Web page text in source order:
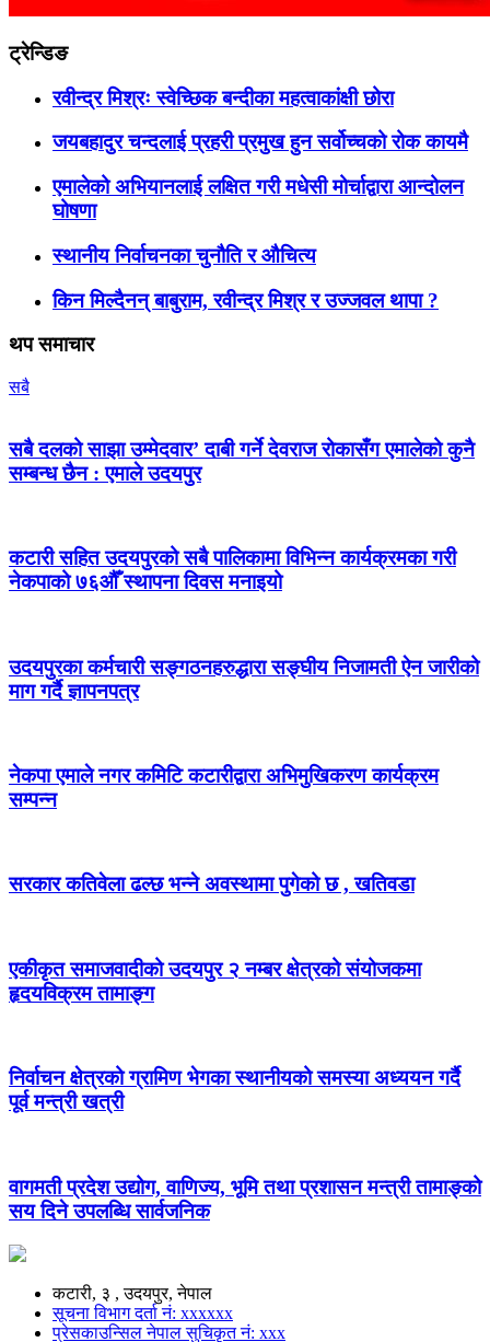
ट्रेन्डिङ
रवीन्द्र मिश्रः स्वेच्छिक बन्दीका महत्वाकांक्षी छोरा
जयबहादुर चन्दलाई प्रहरी प्रमुख हुन सर्वोच्चको रोक कायमै
एमालेको अभियानलाई लक्षित गरी मधेसी मोर्चाद्वारा आन्दोलन
घोषणा
स्थानीय निर्वाचनका चुनौति र औचित्य
किन मिल्दैनन् बाबुराम, रवीन्द्र मिश्र र उज्जवल थापा ?
थप समाचार
सबै
सबै दलको साझा उम्मेदवार’ दाबी गर्ने देवराज रोकासँग एमालेको कुनै
सम्बन्ध छैन : एमाले उदयपुर
कटारी सहित उदयपुरको सबै पालिकामा विभिन्न कार्यक्रमका गरी
नेकपाको ७६औँ स्थापना दिवस मनाइयो
उदयपुरका कर्मचारी सङ्गठनहरुद्धारा सङ्घीय निजामती ऐन जारीको
माग गर्दै ज्ञापनपत्र
नेकपा एमाले नगर कमिटि कटारीद्वारा अभिमुखिकरण कार्यक्रम
सम्पन्न
सरकार कतिवेला ढल्छ भन्ने अवस्थामा पुगेको छ , खतिवडा
एकीकृत समाजवादीको उदयपुर २ नम्बर क्षेत्रको संयोजकमा
हृदयविक्रम तामाङ्ग
निर्वाचन क्षेत्रको ग्रामिण भेगका स्थानीयको समस्या अध्ययन गर्दै
पूर्व मन्त्री खत्री
वागमती प्रदेश उद्योग, वाणिज्य, भूमि तथा प्रशासन मन्त्री तामाङ्को
सय दिने उपलब्धि सार्वजनिक
कटारी, ३ , उदयपुर, नेपाल
सूचना विभाग दर्ता नं: xxxxxx
प्रेसकाउन्सिल नेपाल सुचिकृत नं: xxx